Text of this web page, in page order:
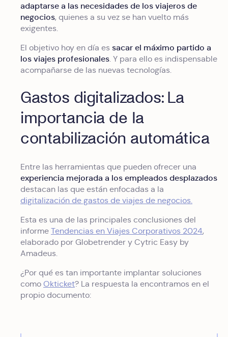
adaptarse a las necesidades de los viajeros de
negocios, quienes a su vez se han vuelto más
exigentes.
El objetivo hoy en día es sacar el máximo partido a
los viajes profesionales. Y para ello es indispensable
acompañarse de las nuevas tecnologías.
Gastos digitalizados: La
importancia de la
contabilización automática
Entre las herramientas que pueden ofrecer una
experiencia mejorada a los empleados desplazados
destacan las que están enfocadas a la
digitalización de gastos de viajes de negocios.
Esta es una de las principales conclusiones del
informe Tendencias en Viajes Corporativos 2024,
elaborado por Globetrender y Cytric Easy by
Amadeus.
¿Por qué es tan importante implantar soluciones
como Okticket? La respuesta la encontramos en el
propio documento: